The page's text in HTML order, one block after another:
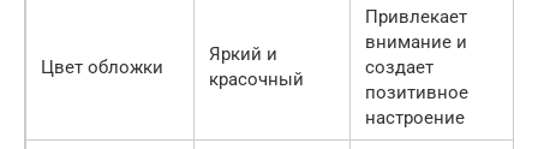
Цвет обложки
Яркий и
красочный
Привлекает
внимание и
создает
позитивное
настроение